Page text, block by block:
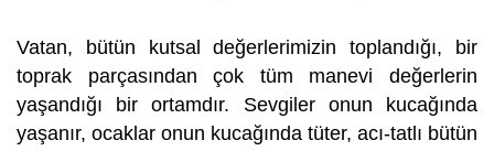
Vatan, bütün kutsal değerlerimizin toplandığı, bir
toprak parçasından çok tüm manevi değerlerin
yaşandığı bir ortamdır. Sevgiler onun kucağında
yaşanır, ocaklar onun kucağında tüter, acı-tatlı bütün